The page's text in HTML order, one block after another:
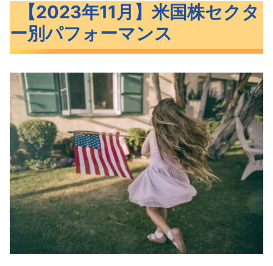
マンス
【1ヶ月】セクター別パフォーマンス
【6ヶ月】セクター別パフォーマンス
【年初来】セクター別パフォーマンス
【1年】セクター別パフォーマンス
おすすめのセクターETF11銘柄とリターン比
較
おすすめのセクターETF11銘柄
米国株11月のセクター別パフォーマンス ま
とめ
【2023年11月】米国株セクタ
ー別パフォーマンス